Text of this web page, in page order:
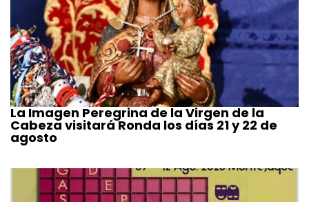
La Imagen Peregrina de la Virgen de la
Cabeza visitará Ronda los días 21 y 22 de
agosto